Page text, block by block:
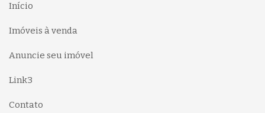
Início
Imóveis à venda
Anuncie seu imóvel
Link3
Contato